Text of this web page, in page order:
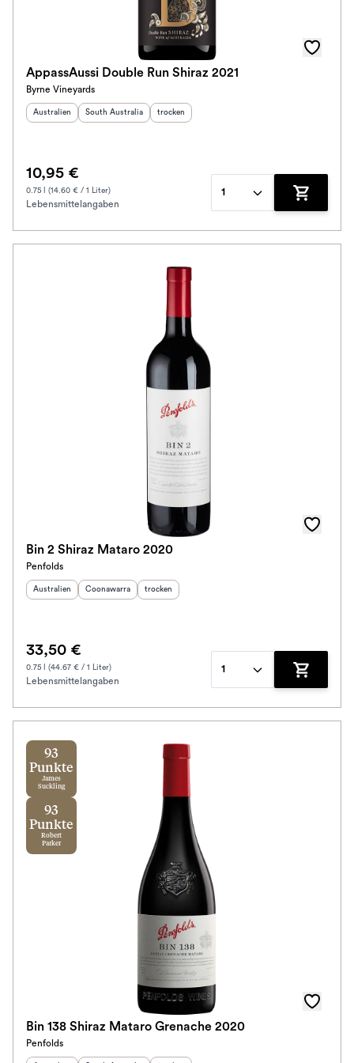
AppassAussi Double Run Shiraz 2021
Byrne Vineyards
Herkunftsland :
Australien Herkunftsregion
South Australia Geschmack
trocken
10,95 €
0.75 l (14.60 € / 1 Liter)
Lebensmittelangaben
1
Zum
Bin 2 Shiraz Mataro 2020
Penfolds
Herkunftsland :
Australien Herkunftsregion :
Coonawarra Geschmack
trocken
33,50 €
0.75 l (44.67 € / 1 Liter)
Lebensmittelangaben
1
Zum
93
Punkte
James
Suckling
93
Punkte
Robert
Parker
Bin 138 Shiraz Mataro Grenache 2020
Penfolds